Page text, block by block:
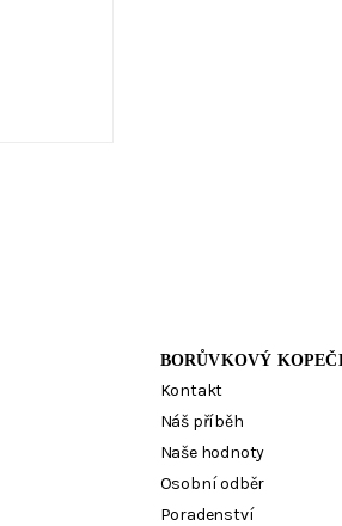
BORŮVKOVÝ
Kontakt
Náš příběh
Naše hodnoty
Osobní odběr
Poradenství